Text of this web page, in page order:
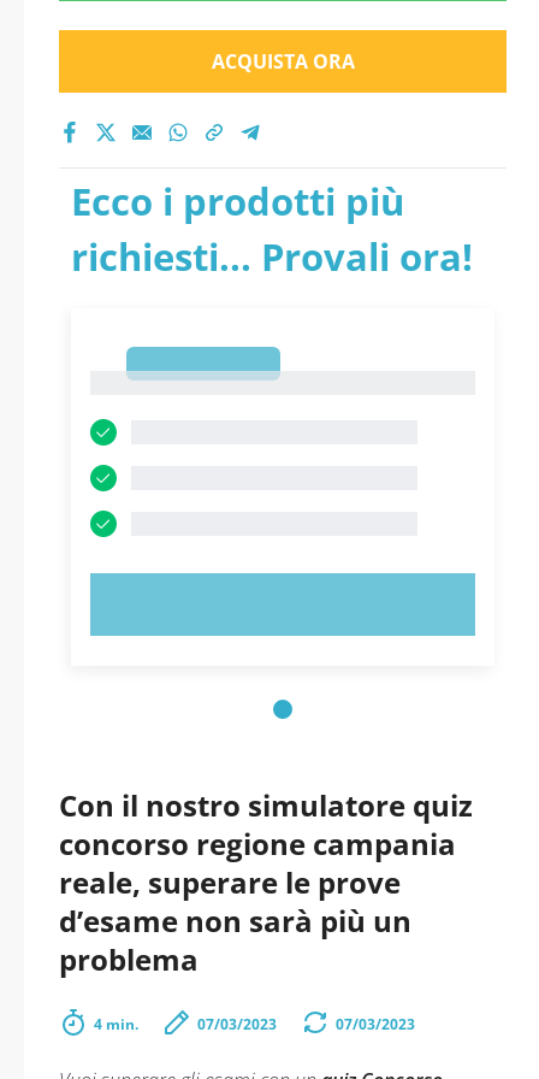
ACQUISTA ORA
Ecco i prodotti più
richiesti... Provali ora!
Con il nostro simulatore quiz
concorso regione campania
reale, superare le prove
d’esame non sarà più un
problema
4 min. 07/03/2023 07/03/2023